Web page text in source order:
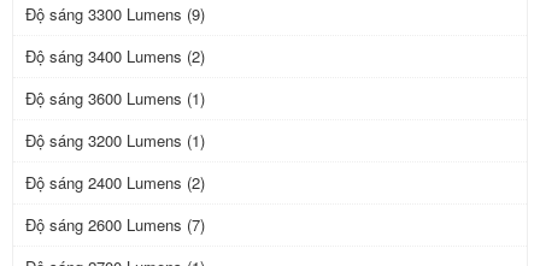
Độ sáng 3300 Lumens (9)
Độ sáng 3400 Lumens (2)
Độ sáng 3600 Lumens (1)
Độ sáng 3200 Lumens (1)
Độ sáng 2400 Lumens (2)
Độ sáng 2600 Lumens (7)